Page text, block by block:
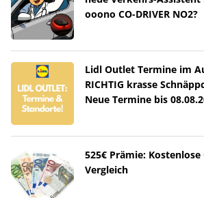
ooono CO-DRIVER NO2?
Lidl Outlet Termine im
RICHTIG krasse
Neue Termine bis
525€ Prämie:
Vergleich